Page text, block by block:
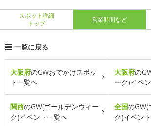
スポット詳細
トップ
営業時間など
一覧に戻る
大阪府のGWおでかけスポッ
ト一覧へ
大阪府の
ーク)イベ
関西のGW(ゴールデンウィー
ク)イベント一覧へ
全国のGW(
ク)イベン